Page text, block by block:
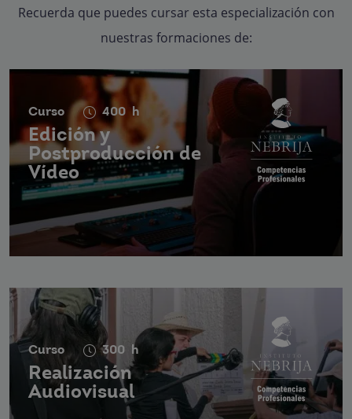
Recuerda que puedes cursar esta especialización con
nuestras formaciones de:
Curso 400 h
Edición y
Postproducción de
Vídeo
Curso 300 h
Realización
Audiovisual